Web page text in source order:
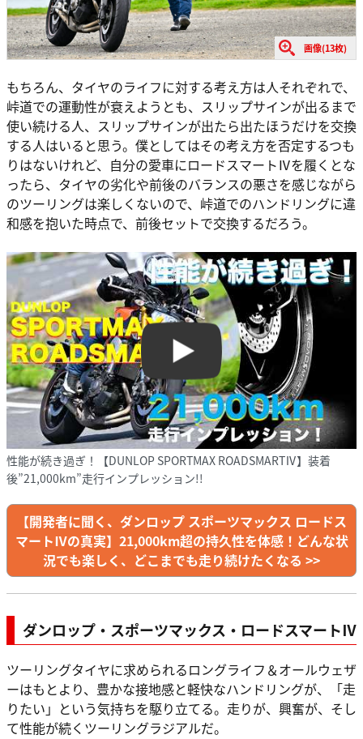
画像(13枚)
もちろん、タイヤのライフに対する考え方は人それぞれで、
峠道での運動性が衰えようとも、スリップサインが出るまで
使い続ける人、スリップサインが出たら出たほうだけを交換
する人はいると思う。僕としてはその考え方を否定するつも
りはないけれど、自分の愛車にロードスマートⅣを履くとな
ったら、タイヤの劣化や前後のバランスの悪さを感じながら
のツーリングは楽しくないので、峠道でのハンドリングに違
和感を抱いた時点で、前後セットで交換するだろう。
Play
性能が続き過ぎ！【DUNLOP SPORTMAX ROADSMARTⅣ】装着
後”21,000km”走行インプレッション!!
【開発者に聞く、ダンロップ スポーツマックス ロードス
マートⅣの真実】21,000km超の持久性を体感！どんな状
況でも楽しく、どこまでも走り続けたくなる >>
ダンロップ・スポーツマックス・ロードスマートⅣ
ツーリングタイヤに求められるロングライフ＆オールウェザ
ーはもとより、豊かな接地感と軽快なハンドリングが、「走
りたい」という気持ちを駆り立てる。走りが、興奮が、そし
て性能が続くツーリングラジアルだ。